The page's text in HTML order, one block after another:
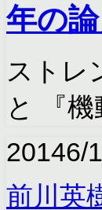
年の
ストレ
と 『
20146/
前川英